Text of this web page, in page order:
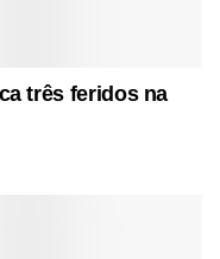
três feridos na